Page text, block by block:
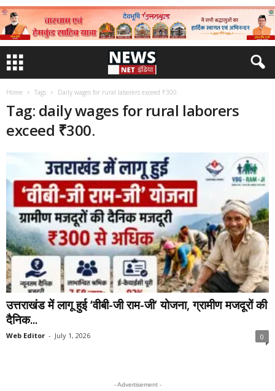
Home Tags Daily wages for rural laborers exceed ₹300.
Tag: daily wages for rural laborers
exceed ₹300.
उत्तराखंड में लागू हुई ‘वीबी-जी राम-जी’ योजना, ग्रामीण मजदूरों की
दैनिक...
Web Editor - July 1, 2026 0
- Advertisement -